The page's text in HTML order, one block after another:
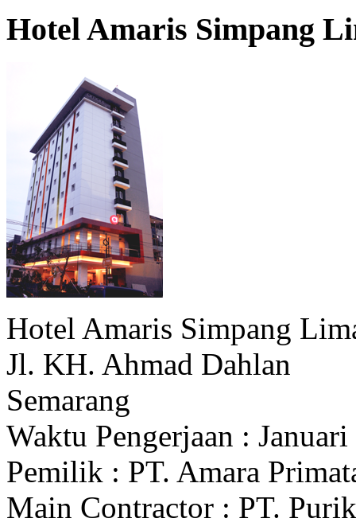
Hotel Amaris Simpang
Hotel Amaris Simpang
Jl. KH. Ahmad Dahlan
Semarang
Waktu Pengerjaan :
Pemilik : PT. Amara
Main Contractor : PT.